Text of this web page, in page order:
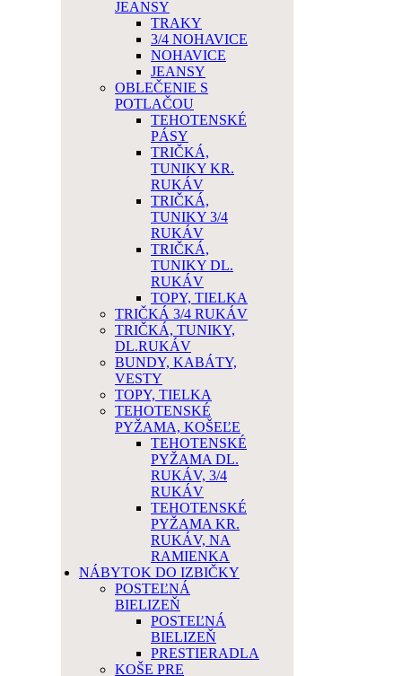
JEANSY
TRAKY
3/4 NOHAVICE
NOHAVICE
JEANSY
OBLEČENIE S
POTLAČOU
TEHOTENSKÉ
PÁSY
TRIČKÁ,
TUNIKY KR.
RUKÁV
TRIČKÁ,
TUNIKY 3/4
RUKÁV
TRIČKÁ,
TUNIKY DL.
RUKÁV
TOPY, TIELKA
TRIČKÁ 3/4 RUKÁV
TRIČKÁ, TUNIKY,
DL.RUKÁV
BUNDY, KABÁTY,
VESTY
TOPY, TIELKA
TEHOTENSKÉ
PYŽAMA, KOŠEĽE
TEHOTENSKÉ
PYŽAMA DL.
RUKÁV, 3/4
RUKÁV
TEHOTENSKÉ
PYŽAMA KR.
RUKÁV, NA
RAMIENKA
NÁBYTOK DO IZBIČKY
POSTEĽNÁ
BIELIZEŇ
POSTEĽNÁ
BIELIZEŇ
PRESTIERADLA
KOŠE PRE